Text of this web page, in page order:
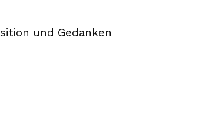
und Gedanken